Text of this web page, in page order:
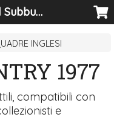
SUBBART, dove il Subbuteo diventa arte
INGLESI
1977
compatibili con
e